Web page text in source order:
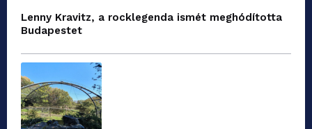
Lenny Kravitz, a rocklegenda ismét meghódította
Budapestet